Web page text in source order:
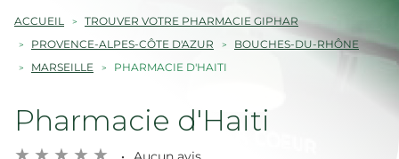
ACCUEIL
TROUVER VOTRE PHARMACIE GIPHAR
PROVENCE-ALPES-CÔTE D'AZUR
BOUCHES-DU-RHÔNE
MARSEILLE
PHARMACIE D'HAITI
Pharmacie d'Haiti